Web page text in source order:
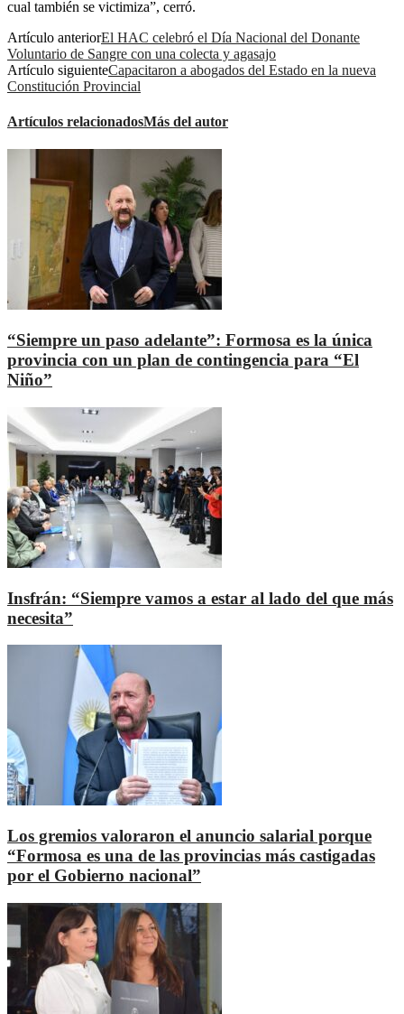
cual también se victimiza”, cerró.
Artículo anteriorEl HAC celebró el Día Nacional del Donante
Voluntario de Sangre con una colecta y agasajo
Artículo siguienteCapacitaron a abogados del Estado en la nueva
Constitución Provincial
Artículos relacionadosMás del autor
“Siempre un paso adelante”: Formosa es la única
provincia con un plan de contingencia para “El
Niño”
Insfrán: “Siempre vamos a estar al lado del que más
necesita”
Los gremios valoraron el anuncio salarial porque
“Formosa es una de las provincias más castigadas
por el Gobierno nacional”